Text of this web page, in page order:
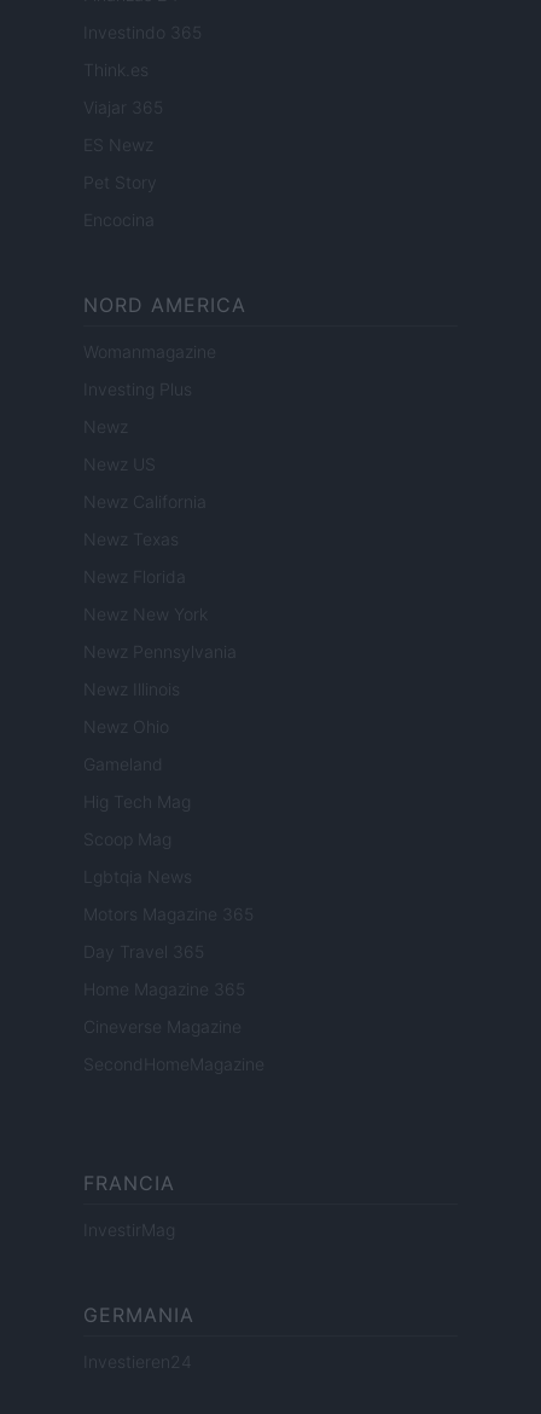
Investindo 365
Think.es
Viajar 365
ES Newz
Encocina
NORD AMERICA
Womanmagazine
Investing Plus
Newz
Newz US
Newz California
Newz Texas
Newz Florida
Newz New York
Newz Pennsylvania
Newz Illinois
Newz Ohio
Gameland
Hig Tech Mag
Scoop Mag
Lgbtqia News
Motors Magazine 365
Day Travel 365
Home Magazine 365
Cineverse Magazine
SecondHomeMagazine
FRANCIA
InvestirMag
GERMANIA
Investieren24